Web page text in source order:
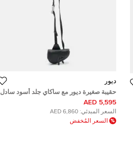
ديور
حقيبة صغيرة ديور مع ساكاي جلد أسود سادل
5,595 AED
السعر المبدئي: 6,860 AED
السعر المُخفض